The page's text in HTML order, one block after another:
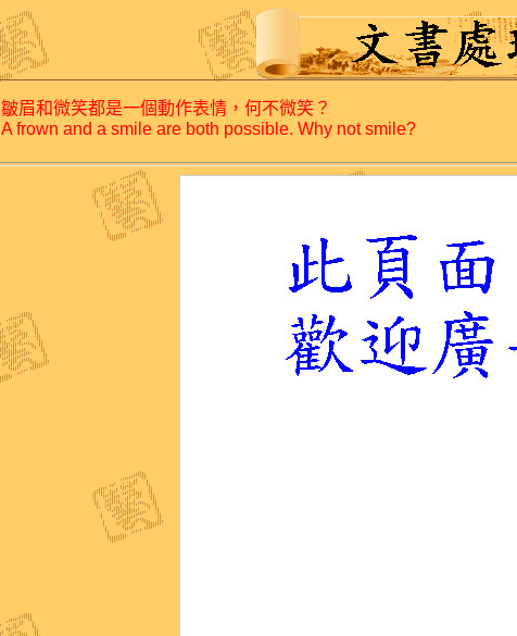
皺眉和微笑都是一個動作表情，何不微笑？
A frown and a smile are both possible. Why not smile?